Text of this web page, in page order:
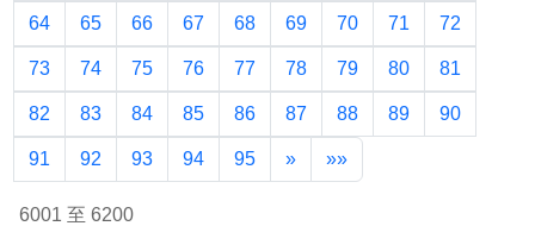
64 65 66 67 68 69 70 71 72
73 74 75 76 77 78 79 80 81
82 83 84 85 86 87 88 89 90
91 92 93 94 95 » »»
6001 至 6200